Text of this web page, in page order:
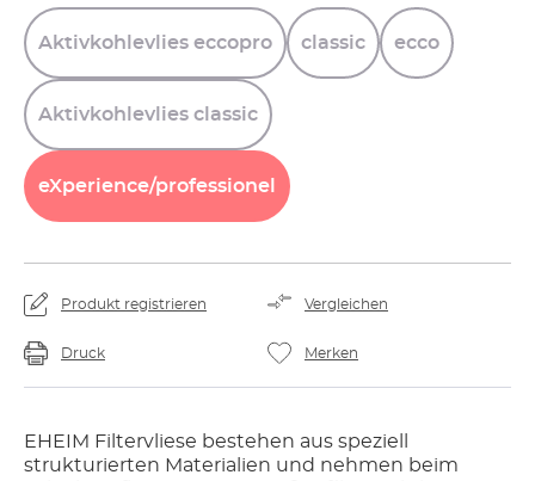
Aktivkohlevlies eccopro classic ecco
Aktivkohlevlies classic
eXperience/professionel
Produkt registrieren Vergleichen
Druck Merken
EHEIM Filtervliese bestehen aus speziell
strukturierten Materialien und nehmen beim